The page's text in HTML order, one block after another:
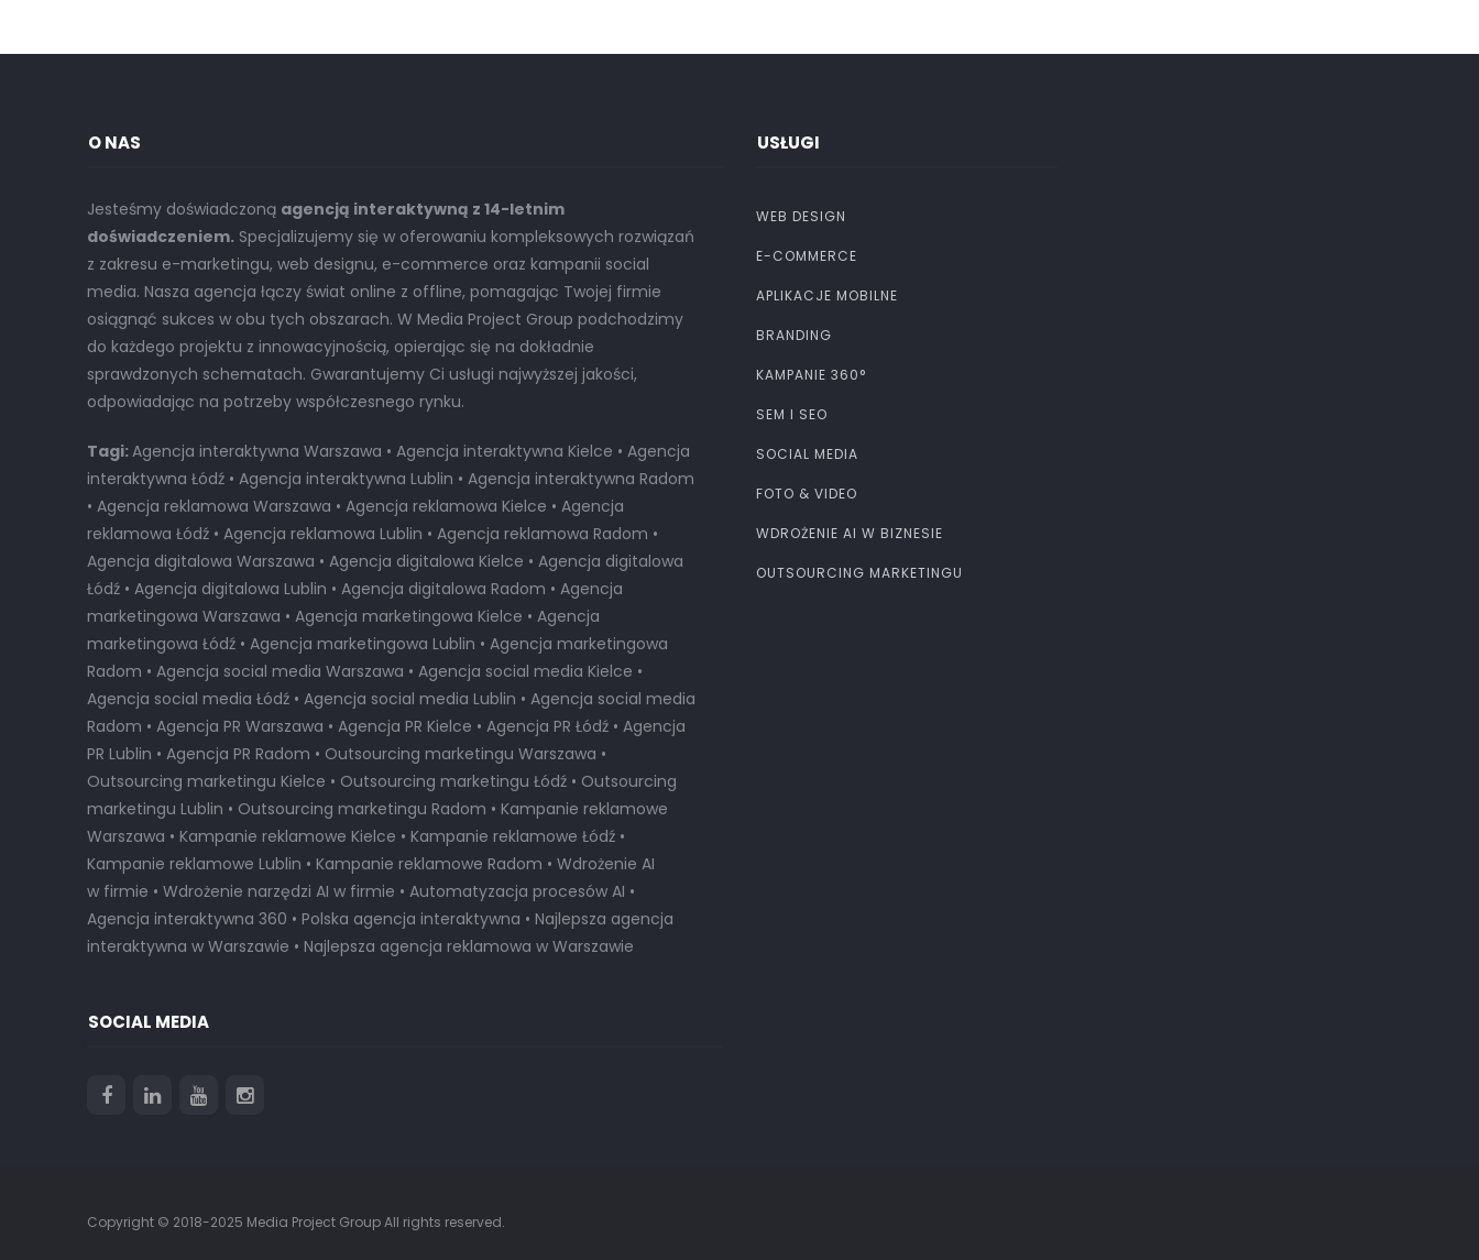
O NAS
Jesteśmy doświadczoną agencją interaktywną z 14-letnim
doświadczeniem. Specjalizujemy się w oferowaniu kompleksowych rozwiązań
z zakresu e-marketingu, web designu, e-commerce oraz kampanii social
media. Nasza agencja łączy świat online z offline, pomagając Twojej firmie
osiągnąć sukces w obu tych obszarach. W Media Project Group podchodzimy
do każdego projektu z innowacyjnością, opierając się na dokładnie
sprawdzonych schematach. Gwarantujemy Ci usługi najwyższej jakości,
odpowiadając na potrzeby współczesnego rynku.
Tagi:Agencja interaktywna Warszawa • Agencja interaktywna Kielce • Agencja
interaktywna Łódź • Agencja interaktywna Lublin • Agencja interaktywna Radom
• Agencja reklamowa Warszawa • Agencja reklamowa Kielce • Agencja
reklamowa Łódź • Agencja reklamowa Lublin • Agencja reklamowa Radom •
Agencja digitalowa Warszawa • Agencja digitalowa Kielce • Agencja digitalowa
Łódź • Agencja digitalowa Lublin • Agencja digitalowa Radom • Agencja
marketingowa Warszawa • Agencja marketingowa Kielce • Agencja
marketingowa Łódź • Agencja marketingowa Lublin • Agencja marketingowa
Radom • Agencja social media Warszawa • Agencja social media Kielce •
Agencja social media Łódź • Agencja social media Lublin • Agencja social media
Radom • Agencja PR Warszawa • Agencja PR Kielce • Agencja PR Łódź • Agencja
PR Lublin • Agencja PR Radom • Outsourcing marketingu Warszawa •
Outsourcing marketingu Kielce • Outsourcing marketingu Łódź • Outsourcing
marketingu Lublin • Outsourcing marketingu Radom • Kampanie reklamowe
Warszawa • Kampanie reklamowe Kielce • Kampanie reklamowe Łódź •
Kampanie reklamowe Lublin • Kampanie reklamowe Radom • Wdrożenie AI
w firmie • Wdrożenie narzędzi AI w firmie • Automatyzacja procesów AI •
Agencja interaktywna 360 • Polska agencja interaktywna • Najlepsza agencja
interaktywna w Warszawie • Najlepsza agencja reklamowa w Warszawie
SOCIAL MEDIA
USŁUGI
WEB DESIGN
E-COMMERCE
APLIKACJE MOBILNE
BRANDING
KAMPANIE 360°
SEM I SEO
SOCIAL MEDIA
FOTO & VIDEO
WDROŻENIE AI W BIZNESIE
OUTSOURCING MARKETINGU
Copyright © 2018-2025 Media Project Group All rights reserved.